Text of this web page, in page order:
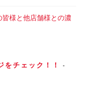
様と他店舗様との濃
をチェック！！